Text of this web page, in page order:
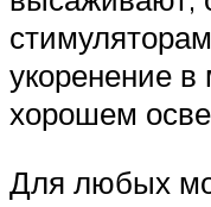
укоренение в
хорошем
Для любых